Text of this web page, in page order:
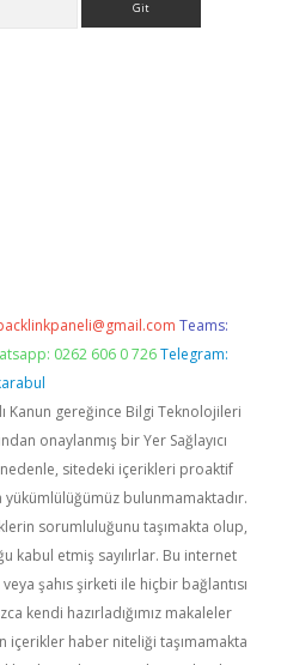
Teams:
0262 606 0 726 Telegram:
Kanun gereğince Bilgi Teknolojileri
onaylanmış bir Yer Sağlayıcı
sitedeki içerikleri proaktif
bulunmamaktadır.
sorumluluğunu taşımakta olup,
kabul etmiş sayılırlar. Bu internet
şahıs şirketi ile hiçbir bağlantısı
kendi hazırladığımız makaleler
içerikler haber niteliği taşımamakta